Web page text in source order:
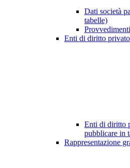
Dati società
tabelle)
Provvedimenti
Enti di diritto
Enti di diritto
pubblicare in
Rappresentazione